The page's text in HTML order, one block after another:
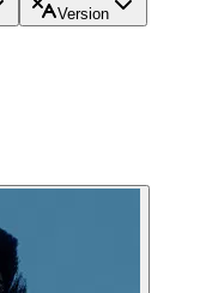
Version